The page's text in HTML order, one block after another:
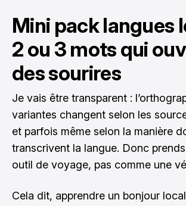
Mini pack langues
2 ou 3 mots qui
des sourires
Je vais être transparent :
variantes changent selon les
et parfois même selon la manière
transcrivent la langue. Donc
outil de voyage, pas comme une
Cela dit, apprendre un bonjour